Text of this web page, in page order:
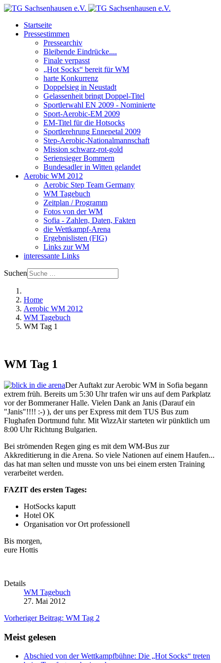
Startseite
Pressestimmen
Pressearchiv
Bleibende Eindrücke....
Finale verpasst
„Hot Socks“ bereit für WM
harte Konkurrenz
Doppelsieg in Neustadt
Gelassenheit bringt Doppel-Titel
Sportlerwahl EN 2009 - Nominierte
Sport-Aerobic-EM 2009
EM-Titel für die Hotsocks
Sportlerehrung Ennepetal 2009
Step-Aerobic-Nationalmannschaft
Mission schwarz-rot-gold
Seriensieger Bommern
Bundesadler in Witten gelandet
Aerobic WM 2012
Aerobic Step Team Germany
WM Tagebuch
Zeitplan / Programm
Fotos von der WM
Sofia - Zahlen, Daten, Fakten
die Wettkampf-Arena
Ergebnislisten (FIG)
Links zur WM
interessante Links
Suchen
Home
Aerobic WM 2012
WM Tagebuch
WM Tag 1
WM Tag 1
Der Auftakt zur Aerobic WM in Sofia begann
extrem früh. Bereits um 5:30 Uhr trafen wir uns auf dem Parkplatz
vor der Bommeraner Halle. Vielen Dank an Janis (Darauf ein
"Janis"!!!! :-) ), der uns per Express mit dem TUS Bus zum
Flughafen Dortmund fuhr. Mit WizzAir starteten wir pünktlich um
8:00 Uhr Richtung Bulgarien.
Bei strömenden Regen ging es mit dem WM-Bus zur
Akkreditierung in die Arena. So viele Nationen auf einem Haufen...
das hat man selten und musste von uns bei einem ersten Training
verarbeitet werden.
FAZIT des ersten Tages:
HotSocks kaputt
Hotel OK
Organisation vor Ort professionell
Bis morgen,
eure Hottis
Details
WM Tagebuch
27. Mai 2012
Vorheriger Beitrag: WM Tag 2
Meist gelesen
Abschied von der Wettkampfbühne: Die „Hot Socks“ treten